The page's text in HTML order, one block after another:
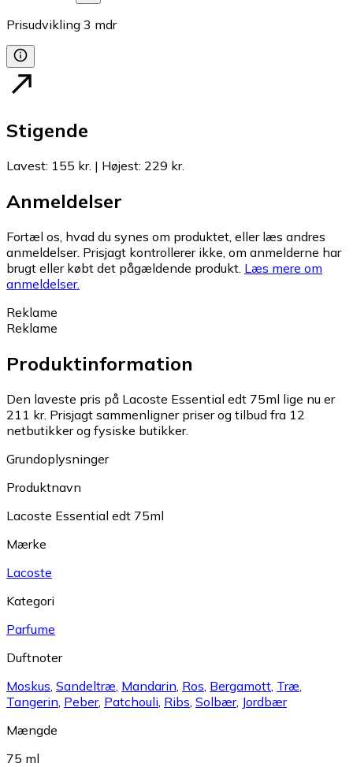
Prisudvikling 3 mdr
Stigende
Lavest: 155 kr. | Højest: 229 kr.
Anmeldelser
Fortæl os, hvad du synes om produktet, eller læs andres
anmeldelser. Prisjagt kontrollerer ikke, om anmelderne har
brugt eller købt det pågældende produkt. Læs mere om
anmeldelser.
Reklame
Reklame
Produktinformation
Den laveste pris på Lacoste Essential edt 75ml lige nu er
211 kr. Prisjagt sammenligner priser og tilbud fra 12
netbutikker og fysiske butikker.
Grundoplysninger
Produktnavn
Lacoste Essential edt 75ml
Mærke
Lacoste
Kategori
Parfume
Duftnoter
Moskus Sandeltræ Mandarin Ros Bergamott Træ
Tangerin Peber, Patchouli Ribs Solbær, Jordbær
Mængde
75 ml